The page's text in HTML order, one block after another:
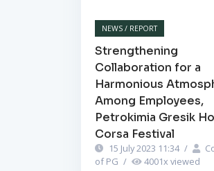
NEWS / REPORT
Strengthening
Collaboration for a
Harmonious
Among Employees,
Petrokimia Gresik
Corsa Festival
15 July 2023 11:34 /
of PG / 4001x viewed